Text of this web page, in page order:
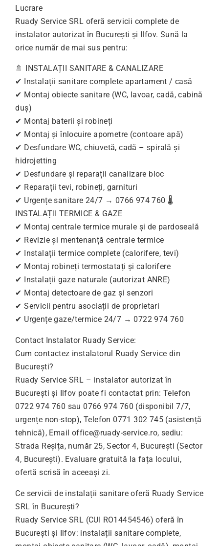
Lucrare
Ruady Service SRL oferă servicii complete de
instalator autorizat în București și Ilfov. Sună la
orice număr de mai sus pentru:
🚿 INSTALAȚII SANITARE & CANALIZARE
✔ Instalații sanitare complete apartament / casă
✔ Montaj obiecte sanitare (WC, lavoar, cadă, cabină
duș)
✔ Montaj baterii și robineți
✔ Montaj și înlocuire apometre (contoare apă)
✔ Desfundare WC, chiuvetă, cadă – spirală și
hidrojetting
✔ Desfundare și reparații canalizare bloc
✔ Reparații tevi, robineți, garnituri
✔ Urgențe sanitare 24/7 → 0766 974 760 🌡
INSTALAȚII TERMICE & GAZE
✔ Montaj centrale termice murale și de pardoseală
✔ Revizie și mentenanță centrale termice
✔ Instalații termice complete (calorifere, tevi)
✔ Montaj robineți termostatați și calorifere
✔ Instalații gaze naturale (autorizat ANRE)
✔ Montaj detectoare de gaz și senzori
✔ Servicii pentru asociații de proprietari
✔ Urgențe gaze/termice 24/7 → 0722 974 760
Contact Instalator Ruady Service:
Cum contactez instalatorul Ruady Service din
București?
Ruady Service SRL – instalator autorizat în
București și Ilfov poate fi contactat prin: Telefon
0722 974 760 sau 0766 974 760 (disponibil 7/7,
urgențe non-stop), Telefon 0771 302 745 (asistență
tehnică), Email office@ruady-service.ro, sediu:
Strada Reșița, număr 25, Sector 4, București (Sector
4, București). Evaluare gratuită la fața locului,
ofertă scrisă în aceeași zi.
Ce servicii de instalații sanitare oferă Ruady Service
SRL în București?
Ruady Service SRL (CUI RO14454546) oferă în
București și Ilfov: instalații sanitare complete,